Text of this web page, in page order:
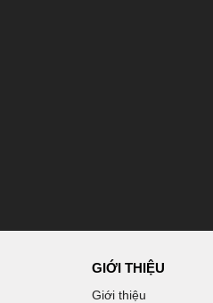
GIỚI THIỆU
Giới thiệu